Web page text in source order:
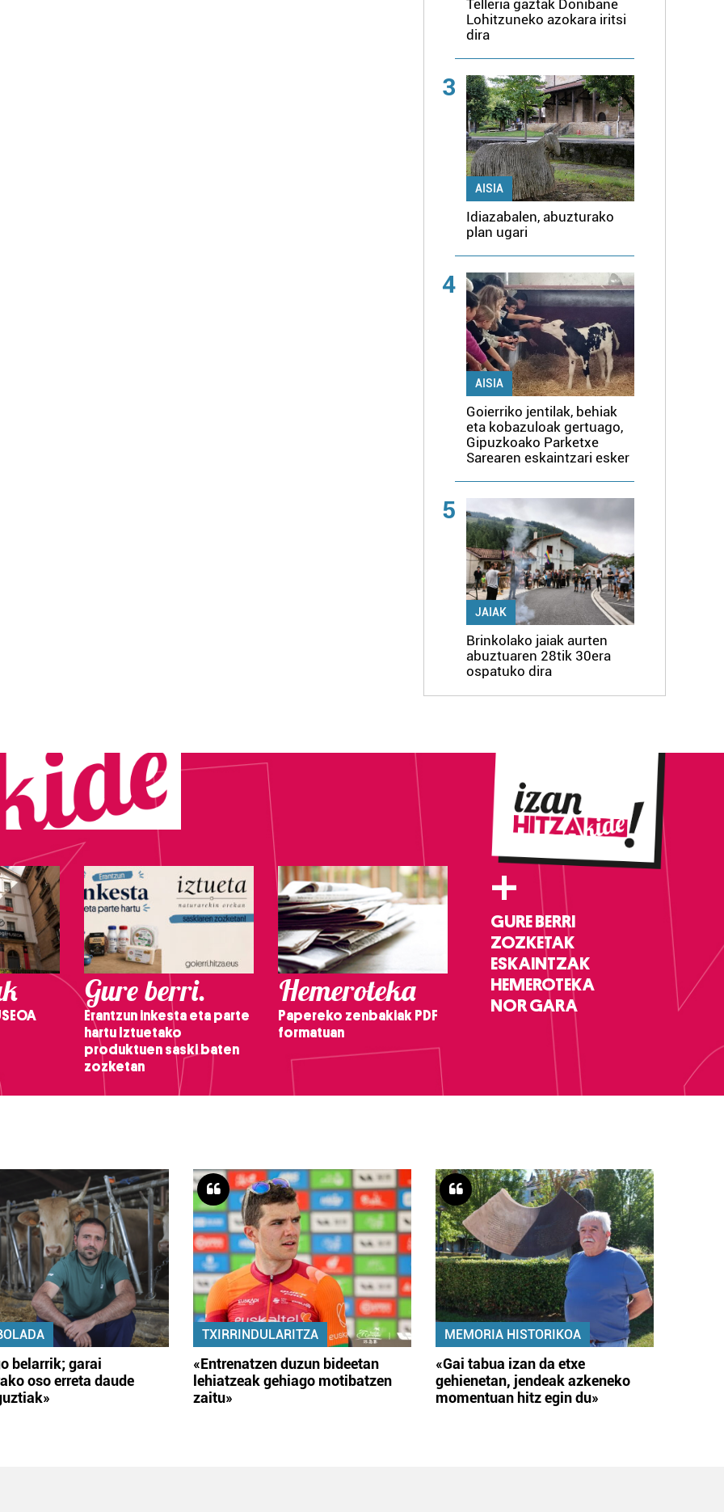
Telleria gaztak Donibane
Lohitzuneko azokara iritsi
dira
3
AISIA
Idiazabalen, abuzturako
plan ugari
4
AISIA
Goierriko jentilak, behiak
eta kobazuloak gertuago,
Gipuzkoako Parketxe
Sarearen eskaintzari esker
5
JAIAK
Brinkolako jaiak aurten
abuztuaren 28tik 30era
ospatuko dira
Gure berri.
Erantzun inkesta eta parte
hartu Iztuetako
produktuen saski baten
zozketan
Hemeroteka
Papereko zenbakiak PDF
formatuan
+
GURE BERRI
ZOZKETAK
ESKAINTZAK
HEMEROTEKA
NOR GARA
belarrik; garai
oso erreta daude
TXIRRINDULARITZA
«Entrenatzen duzun bideetan
lehiatzeak gehiago motibatzen
zaitu»
MEMORIA HISTORIKOA
«Gai tabua izan da etxe
gehienetan, jendeak azkeneko
momentuan hitz egin du»